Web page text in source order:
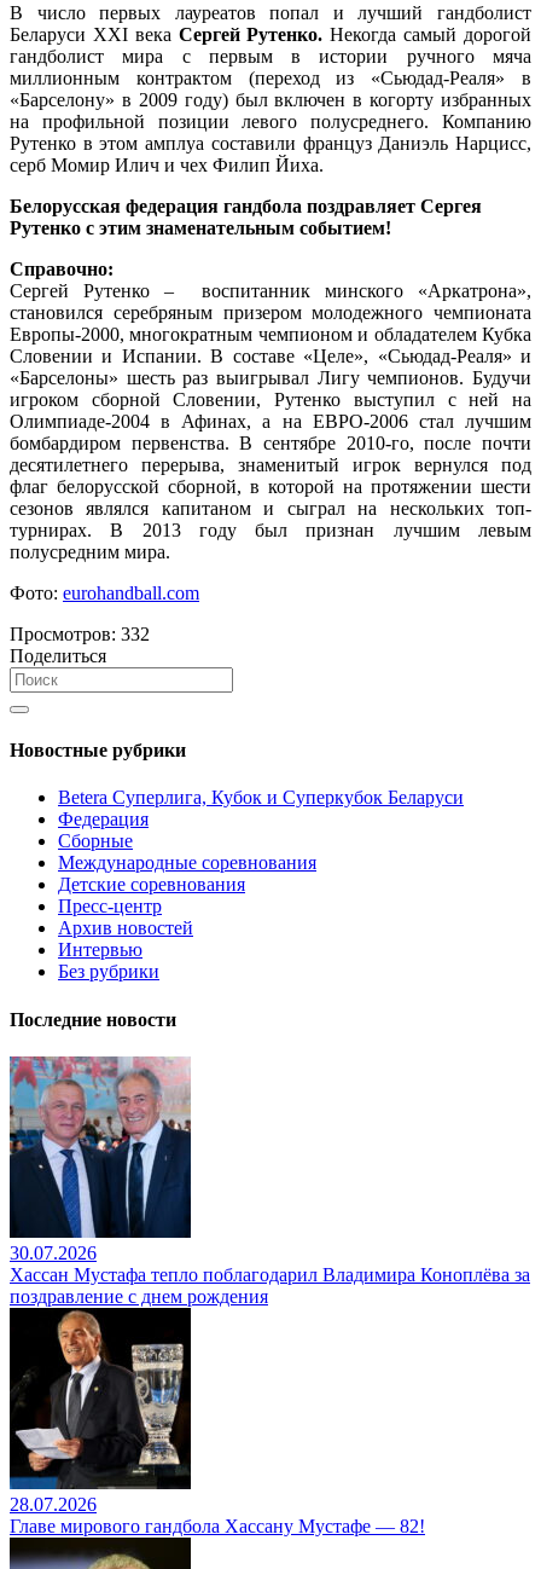
В число первых лауреатов попал и лучший гандболист
Беларуси ХХI века Сергей Рутенко. Некогда самый дорогой
гандболист мира с первым в истории ручного мяча
миллионным контрактом (переход из «Сьюдад-Реаля» в
«Барселону» в 2009 году) был включен в когорту избранных
на профильной позиции левого полусреднего. Компанию
Рутенко в этом амплуа составили француз Даниэль Нарцисс,
серб Момир Илич и чех Филип Йиха.
Белорусская федерация гандбола поздравляет Сергея
Рутенко с этим знаменательным событием!
Справочно:
Сергей Рутенко – воспитанник минского «Аркатрона»,
становился серебряным призером молодежного чемпионата
Европы-2000, многократным чемпионом и обладателем Кубка
Словении и Испании. В составе «Целе», «Сьюдад-Реаля» и
«Барселоны» шесть раз выигрывал Лигу чемпионов. Будучи
игроком сборной Словении, Рутенко выступил с ней на
Олимпиаде-2004 в Афинах, а на ЕВРО-2006 стал лучшим
бомбардиром первенства. В сентябре 2010-го, после почти
десятилетнего перерыва, знаменитый игрок вернулся под
флаг белорусской сборной, в которой на протяжении шести
сезонов являлся капитаном и сыграл на нескольких топ-
турнирах. В 2013 году был признан лучшим левым
полусредним мира.
Фото: eurohandball.com
Просмотров: 332
Поделиться
Новостные рубрики
Betera Суперлига, Кубок и Суперкубок Беларуси
Федерация
Сборные
Международные соревнования
Детские соревнования
Пресс-центр
Архив новостей
Интервью
Без рубрики
Последние новости
30.07.2026
Хассан Мустафа тепло поблагодарил Владимира Коноплёва за
поздравление с днем рождения
28.07.2026
Главе мирового гандбола Хассану Мустафе — 82!